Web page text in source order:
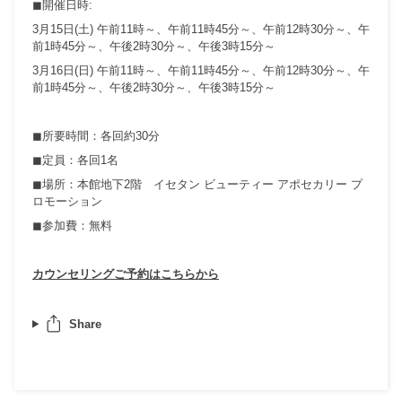
◼︎開催日時:
3⽉15⽇(土) 午前11時～、午前11時45分～、午前12時30分～、午
前1時45分～、午後2時30分～、午後3時15分～
3月16日(日) 午前11時～、午前11時45分～、午前12時30分～、午
前1時45分～、午後2時30分～、午後3時15分～
◼︎所要時間：各回約30分
◼︎定員：各回1名
◼︎場所：本館地下2階 イセタン ビューティー アポセカリー プ
ロモーション
◼︎参加費：無料
カウンセリングご予約はこちらから
Share